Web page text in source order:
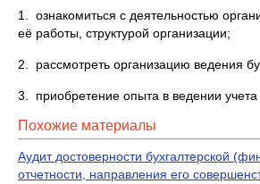
1. ознакомиться с деятельностью
её работы, структурой организации;
2. рассмотреть организацию ведения
3. приобретение опыта в ведении учета
Похожие материалы
Аудит достоверности бухгалтерской
отчетности, направления его